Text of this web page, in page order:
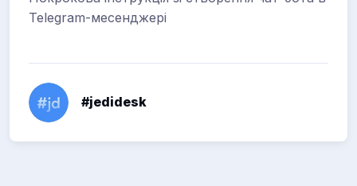
Telegram-месенджері
#jedidesk